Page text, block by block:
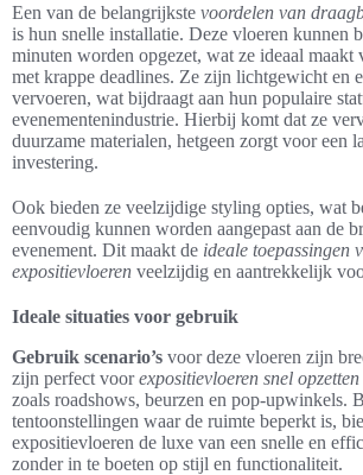
Een van de belangrijkste voordelen van
is hun snelle installatie. Deze vloeren kunnen
minuten worden opgezet, wat ze ideaal maakt
met krappe deadlines. Ze zijn lichtgewicht en
vervoeren, wat bijdraagt aan hun populaire
evenementenindustrie. Hierbij komt dat ze
duurzame materialen, hetgeen zorgt voor een
investering.
Ook bieden ze veelzijdige styling opties, wat
eenvoudig kunnen worden aangepast aan de
evenement. Dit maakt de ideale toepassingen
expositievloeren veelzijdig en aantrekkelijk
Ideale situaties voor gebruik
Gebruik scenario’s voor deze vloeren zijn
zijn perfect voorexpositievloeren snel opzetten
zoals roadshows, beurzen en pop-upwinkels.
tentoonstellingen waar de ruimte beperkt is,
expositievloeren de luxe van een snelle en
zonder in te boeten op stijl en functionaliteit.